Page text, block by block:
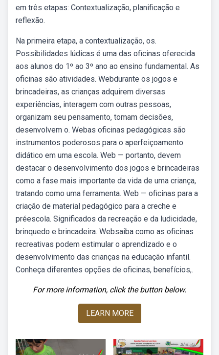
em três etapas: Contextualização, planificação e
reflexão.
Na primeira etapa, a contextualização, os.
Possibilidades lúdicas é uma das oficinas oferecida
aos alunos do 1º ao 3º ano ao ensino fundamental. As
oficinas são atividades. Webdurante os jogos e
brincadeiras, as crianças adquirem diversas
experiências, interagem com outras pessoas,
organizam seu pensamento, tomam decisões,
desenvolvem o. Webas oficinas pedagógicas são
instrumentos poderosos para o aperfeiçoamento
didático em uma escola. Web — portanto, devem
destacar o desenvolvimento dos jogos e brincadeiras
como a fase mais importante da vida de uma criança,
tratando como uma ferramenta. Web — oficinas para a
criação de material pedagógico para a creche e
préescola. Significados da recreação e da ludicidade,
brinquedo e brincadeira. Websaiba como as oficinas
recreativas podem estimular o aprendizado e o
desenvolvimento das crianças na educação infantil.
Conheça diferentes opções de oficinas, benefícios,.
For more information, click the button below.
LEARN MORE